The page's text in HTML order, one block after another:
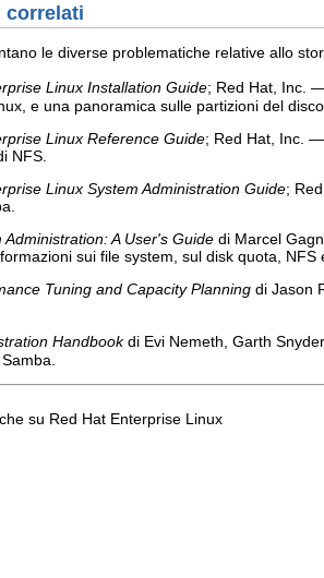
correlati
le diverse problematiche relative allo
Linux Installation Guide; Red Hat, Inc.
e una panoramica sulle partizioni del disco.
Linux Reference Guide; Red Hat, Inc.
NFS.
Linux System Administration Guide;
Administration: A User's Guide di Marcel
sui file system, sul disk quota, NFS
Tuning and Capacity Planning di Jason
Handbookdi Evi Nemeth, Garth
su Red Hat Enterprise Linux